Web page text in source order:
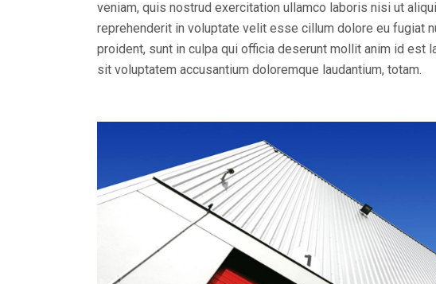
veniam, quis nostrud exercitation ullamco laboris nisi ut
reprehenderit in voluptate velit esse cillum dolore eu fugiat
proident, sunt in culpa qui officia deserunt mollit anim id est
sit voluptatem accusantium doloremque laudantium, totam.